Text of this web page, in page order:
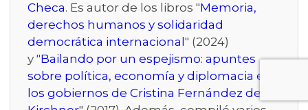
Checa. Es autor de los libros "Memoria,
derechos humanos y solidaridad
democrática internacional " (2024)
y "Bailando por un espejismo: apuntes
sobre política, economía y diplomacia en
los gobiernos de Cristina Fernández de